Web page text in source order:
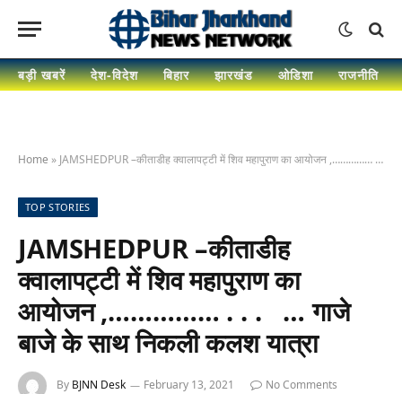
बड़ी खबरें देश-विदेश बिहार झारखंड ओडिशा राजनीति
Home » JAMSHEDPUR –कीताडीह क्वालापट्टी में शिव महापुराण का आयोजन ,…………… . . . … गाजे बाजे के साथ निकली कलश यात्रा
TOP STORIES
JAMSHEDPUR –कीताडीह
क्वालापट्टी में शिव महापुराण का
आयोजन ,…………… . . . … गाजे
बाजे के साथ निकली कलश यात्रा
By BJNN Desk February 13, 2021
No Comments